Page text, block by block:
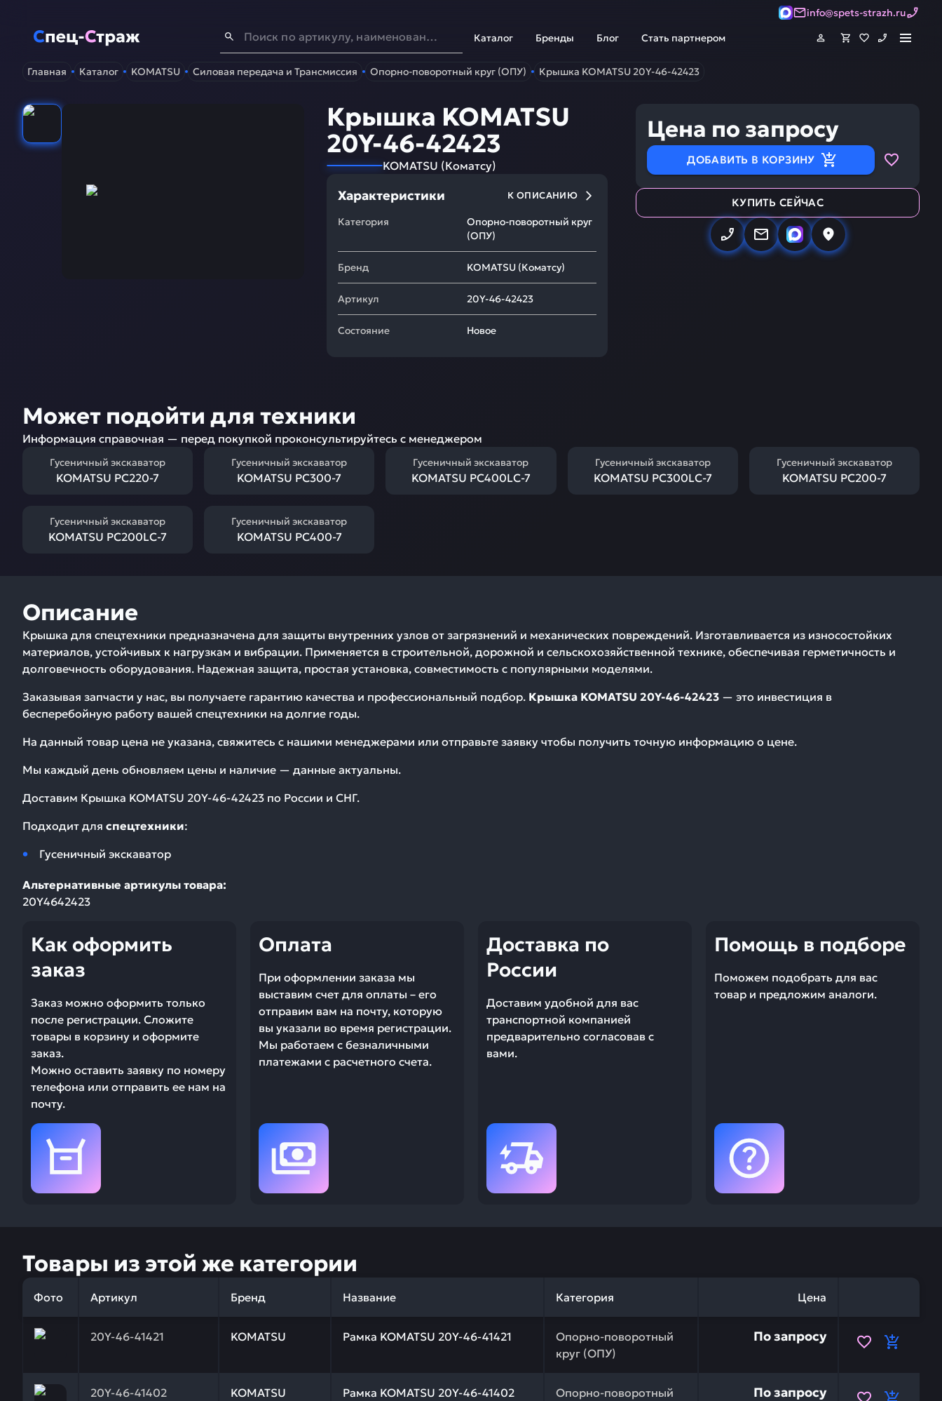
info@spets-strazh.ru
Спец-Страж - Запчасти для спецтехники
Каталог Бренды Блог Стать партнером
Главная Каталог KOMATSU Силовая передача и Трансмиссия Опорно-поворотный круг (ОПУ) Крышка KOMATSU 20Y-46-42423
Крышка KOMATSU
20Y-46-42423
KOMATSU (Коматсу)
Характеристики К ОПИСАНИЮ
Категория
Опорно-поворотный круг
(ОПУ)
Бренд KOMATSU (Коматсу)
Артикул 20Y-46-42423
Состояние Новое
Цена по запросу
ДОБАВИТЬ В КОРЗИНУ
КУПИТЬ СЕЙЧАС
Может подойти для техники
Информация справочная — перед покупкой проконсультируйтесь с менеджером
Гусеничный экскаватор
KOMATSU PC220-7
Гусеничный экскаватор
KOMATSU PC300-7
Гусеничный экскаватор
KOMATSU PC400LC-7
Гусеничный экскаватор
KOMATSU PC300LC-7
Гусеничный экскаватор
KOMATSU PC200-7
Гусеничный экскаватор
KOMATSU PC200LC-7
Гусеничный экскаватор
KOMATSU PC400-7
Описание
Крышка для спецтехники предназначена для защиты внутренних узлов от загрязнений и механических повреждений. Изготавливается из износостойких
материалов, устойчивых к нагрузкам и вибрации. Применяется в строительной, дорожной и сельскохозяйственной технике, обеспечивая герметичность и
долговечность оборудования. Надежная защита, простая установка, совместимость с популярными моделями.
Заказывая запчасти у нас, вы получаете гарантию качества и профессиональный подбор. Крышка KOMATSU 20Y-46-42423 — это инвестиция в
бесперебойную работу вашей спецтехники на долгие годы.
На данный товар цена не указана, свяжитесь с нашими менеджерами или отправьте заявку чтобы получить точную информацию о цене.
Мы каждый день обновляем цены и наличие — данные актуальны.
Доставим Крышка KOMATSU 20Y-46-42423 по России и СНГ.
Подходит для спецтехники:
Гусеничный экскаватор
Альтернативные артикулы товара:
20Y4642423
Как оформить
заказ
Заказ можно оформить только
после регистрации. Сложите
товары в корзину и оформите
заказ.
Можно оставить заявку по номеру
телефона или отправить ее нам на
почту.
Оплата
При оформлении заказа мы
выставим счет для оплаты – его
отправим вам на почту, которую
вы указали во время регистрации.
Мы работаем с безналичными
платежами с расчетного счета.
Доставка по
России
Доставим удобной для вас
транспортной компанией
предварительно согласовав с
вами.
Помощь в подборе
Поможем подобрать для вас
товар и предложим аналоги.
Товары из этой же категории
Фото Артикул Бренд Название Категория Цена
20Y-46-41421 KOMATSU Рамка KOMATSU 20Y-46-41421
Опорно-поворотный
круг (ОПУ)
Заказывая запчасти у нас, вы получаете гарантию качества и профессиональный подбор. Рамка KOMATSU 20Y-46-41421 — это инвестиция в
По запросу
20Y-46-41402 KOMATSU Рамка KOMATSU 20Y-46-41402
Опорно-поворотный
Заказывая запчасти у нас, вы получаете гарантию качества и профессиональный подбор. Рамка KOMATSU 20Y-46-41402 — это инвестиция в
По запросу